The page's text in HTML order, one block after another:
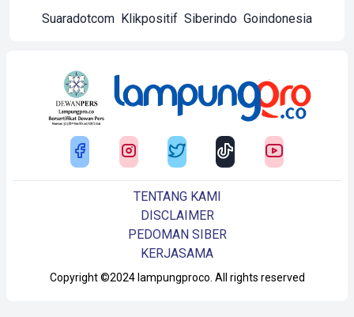
Suaradotcom Klikpositif Siberindo Goindonesia
Copyright ©2024 lampungproco. All rights reserved
TENTANG KAMI
DISCLAIMER
PEDOMAN SIBER
KERJASAMA